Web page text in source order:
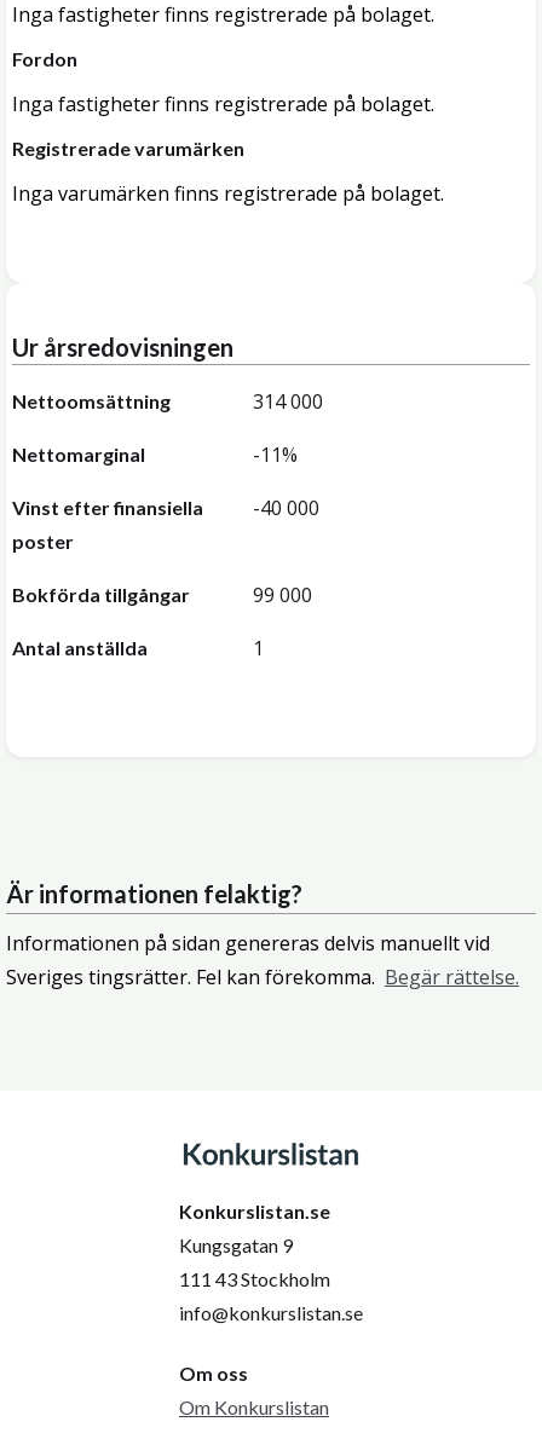
Inga fastigheter finns registrerade på bolaget.
Fordon
Inga fastigheter finns registrerade på bolaget.
Registrerade varumärken
Inga varumärken finns registrerade på bolaget.
Ur årsredovisningen
Nettoomsättning 314 000
Nettomarginal -11%
Vinst efter finansiella
poster
-40 000
Bokförda tillgångar 99 000
Antal anställda 1
Är informationen felaktig?
Informationen på sidan genereras delvis manuellt vid
Sveriges tingsrätter. Fel kan förekomma. Begär rättelse.
Konkurslistan.se
Kungsgatan 9
111 43 Stockholm
info@konkurslistan.se
Om oss
Om Konkurslistan